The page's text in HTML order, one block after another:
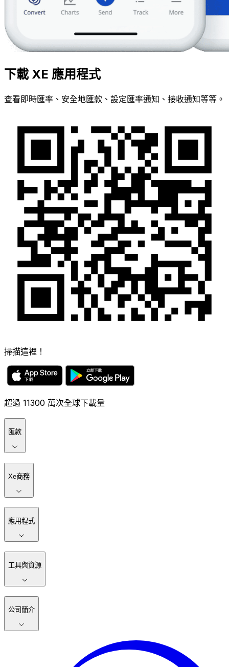
下載 XE 應用程式
查看即時匯率、安全地匯款、設定匯率通知、接收通知等等。
掃描這裡！
超過 11300 萬次全球下載量
匯款
Xe商務
應用程式
工具與資源
公司簡介